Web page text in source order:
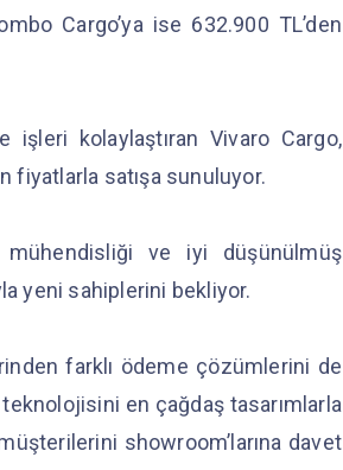
Cargo’ya ise 632.900 TL’den
işleri kolaylaştıran Vivaro Cargo,
fiyatlarla satışa sunuluyor.
mühendisliği ve iyi düşünülmüş
yeni sahiplerini bekliyor.
farklı ödeme çözümlerini de
en çağdaş tasarımlarla
showroom’larına davet